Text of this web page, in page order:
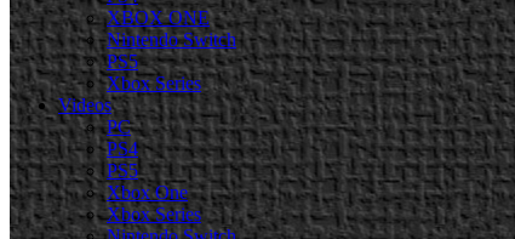
XBOX ONE
Nintendo Switch
PS5
Xbox Series
Videos
PC
PS4
PS5
Xbox One
Xbox Series